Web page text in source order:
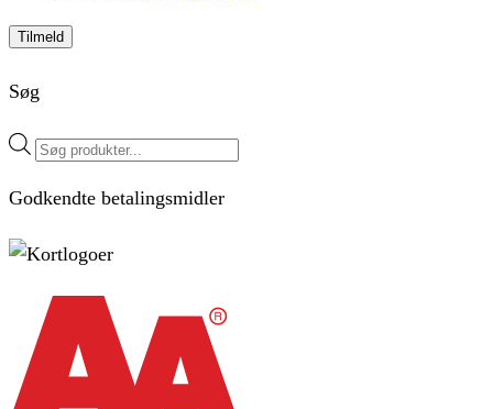
Tilmeld
Søg
Products
search
Godkendte betalingsmidler